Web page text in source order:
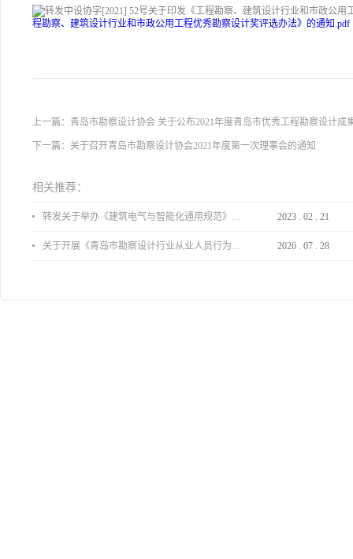
程勘察、建筑设计行业和市政公用工程优秀勘察设计奖评选办法》的通知.pdf
上一篇： 青岛市勘察设计协会 关于公布2021年度青岛市优秀工程勘察设计成
下一篇： ​关于召开青岛市勘察设计协会2021年度第一次理事会的通知
相关推荐：
转发关于举办《建筑电气与智能化通用规范》 GB55024-2022公益宣贯的通知 2023 . 02 . 21
关于开展《青岛市勘察设计行业从业人员行为导则》、《青岛市住宅工程设计审查品质提升指引（2026版）》宣贯活动的通知 2026 . 07 . 28